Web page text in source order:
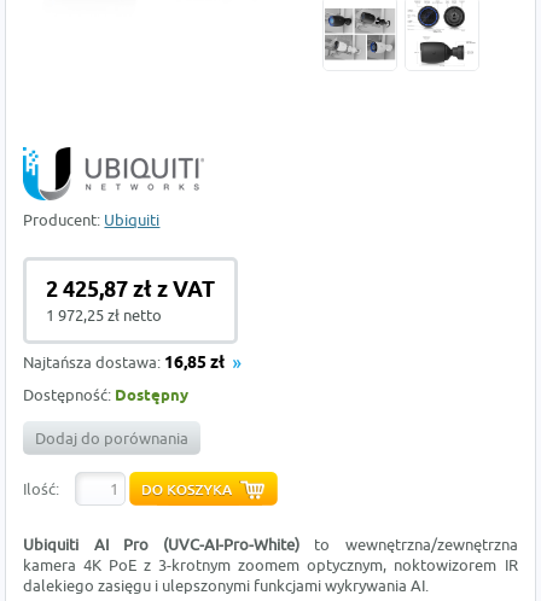
Producent: Ubiquiti
2 425,87 zł z VAT
1 972,25 zł netto
Najtańsza dostawa: 16,85 zł
Dostępność: Dostępny
Dodaj do porównania
Ilość:
Ubiquiti AI Pro (UVC-AI-Pro-White) to wewnętrzna/zewnętrzna
kamera 4K PoE z 3-krotnym zoomem optycznym, noktowizorem IR
dalekiego zasięgu i ulepszonymi funkcjami wykrywania AI.